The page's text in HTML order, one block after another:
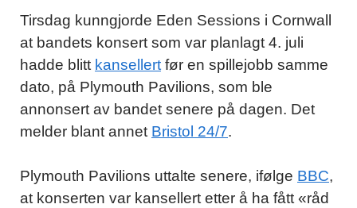
Tirsdag kunngjorde Eden Sessions i Cornwall
at bandets konsert som var planlagt 4. juli
hadde blitt kansellertfør en spillejobb samme
dato, på Plymouth Pavilions, som ble
annonsert av bandet senere på dagen. Det
melder blant annet Bristol 24/7.
Plymouth Pavilions uttalte senere, ifølge BBC,
at konserten var kansellert etter å ha fått «råd